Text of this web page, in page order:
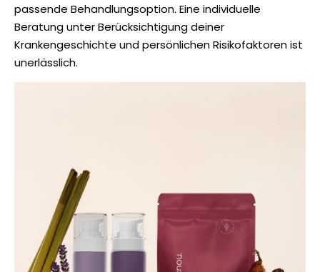
passende Behandlungsoption. Eine individuelle
Beratung unter Berücksichtigung deiner
Krankengeschichte und persönlichen Risikofaktoren ist
unerlässlich.